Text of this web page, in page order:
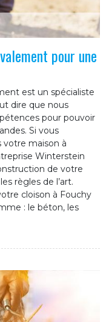
pour une
est un spécialiste
dire que nous
pour pouvoir
Si vous
votre maison à
Winterstein
de votre
règles de l’art.
cloison à Fouchy
: le béton, les